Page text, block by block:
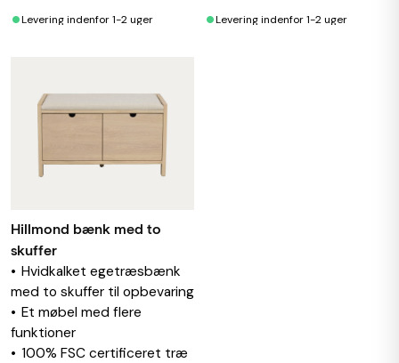
•Levering indenfor 1-2 uger •Levering indenfor 1-2 uger
Hillmond bænk med to
skuffer
Hvidkalket egetræsbænk
med to skuffer til opbevaring
Et møbel med flere
funktioner
100% FSC certificeret træ